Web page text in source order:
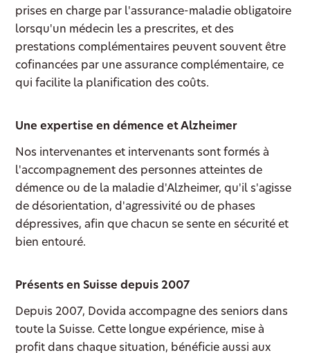
prises en charge par l'assurance-maladie obligatoire
lorsqu'un médecin les a prescrites, et des
prestations complémentaires peuvent souvent être
cofinancées par une assurance complémentaire, ce
qui facilite la planification des coûts.
Une expertise en démence et Alzheimer
Nos intervenantes et intervenants sont formés à
l'accompagnement des personnes atteintes de
démence ou de la maladie d'Alzheimer, qu'il s'agisse
de désorientation, d'agressivité ou de phases
dépressives, afin que chacun se sente en sécurité et
bien entouré.
Présents en Suisse depuis 2007
Depuis 2007, Dovida accompagne des seniors dans
toute la Suisse. Cette longue expérience, mise à
profit dans chaque situation, bénéficie aussi aux